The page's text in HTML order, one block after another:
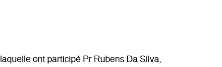
ont participé Pr Rubens Da Silva,